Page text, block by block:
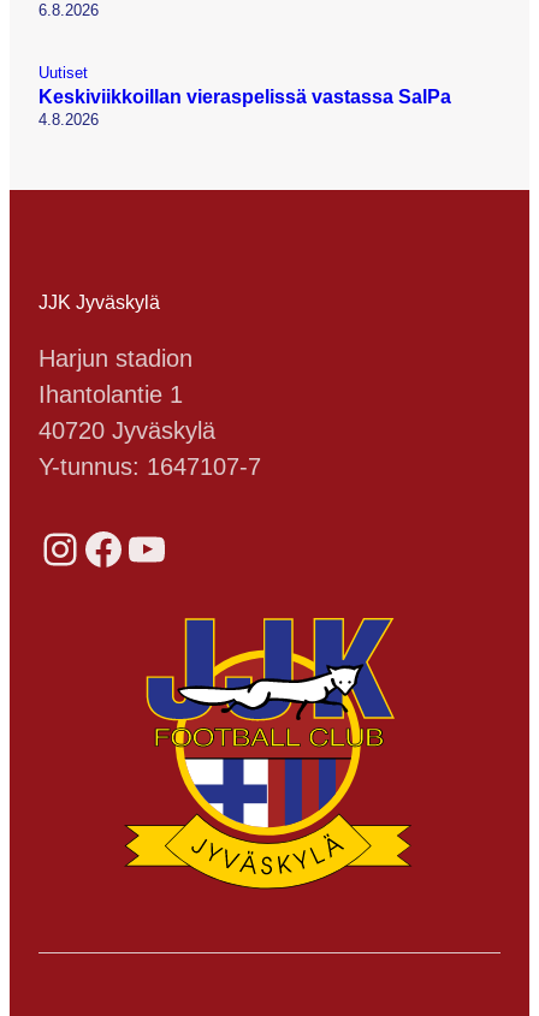
6.8.2026
Uutiset
Keskiviikkoillan vieraspelissä vastassa SalPa
4.8.2026
JJK Jyväskylä
Harjun stadion
Ihantolantie 1
40720 Jyväskylä
Y-tunnus: 1647107-7
Instagram Facebook YouTube